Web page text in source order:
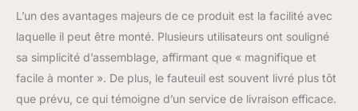
L’un des avantages majeurs de ce produit est la facilité avec
laquelle il peut être monté. Plusieurs utilisateurs ont souligné
sa simplicité d’assemblage, affirmant que « magnifique et
facile à monter ». De plus, le fauteuil est souvent livré plus tôt
que prévu, ce qui témoigne d’un service de livraison efficace.